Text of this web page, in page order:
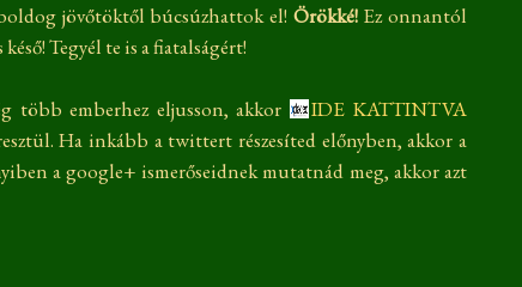
jövőtöktől búcsúzhattok el! Örökké! Ez onnantól
Tegyél te is a fiatalságért!
több emberhez eljusson, akkor
IDE KATTINTVA
Ha inkább a twittert részesíted előnyben, akkor a
a google+ ismerőseidnek mutatnád meg, akkor azt